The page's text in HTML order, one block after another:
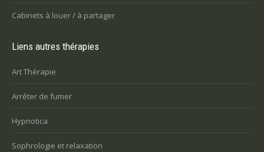
Cabinets à louer / à partager
Liens autres thérapies
Art Thérapie
Arrêter de fumer
Hypnotica
Sophrologie et relaxation